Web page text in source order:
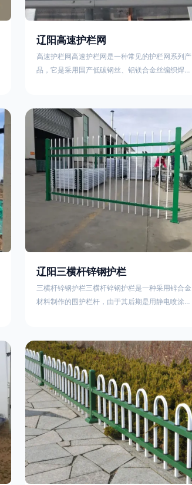
辽阳高速护栏网
高速护栏网高速护栏网是一种常见的护栏网系列产
品，它是采用国产低碳钢丝、铝镁合金丝编织焊接
其作用是防止对面车辆灯光的照射，增加公路行驶
的安全性。另一种是高速公路两侧的防护网，其作
用是防止车辆失控冲出路面，保护行车人员和车辆
的安全 。双边丝高速护栏网又称‘双边丝隔离栅’，
采用冷拔低碳钢丝焊接成网筒状卷边与网面一体，
辽阳三横杆锌钢护栏
三横杆锌钢护栏三横杆锌钢护栏是一种采用锌合金
材料制作的围护栏杆，由于其后期是用静电喷涂处
通等使用的主流产品。星工(XINGGONG)是一家专
业生产锌钢护栏的公司，其三横杆锌钢护栏特点如
下：1线条流畅，色彩鲜明，稳重大气；2坚固耐
用，经济实惠；3样式结构设计多样化满足各种不
同场所的需求 。三横杆锌钢护栏的使用方法